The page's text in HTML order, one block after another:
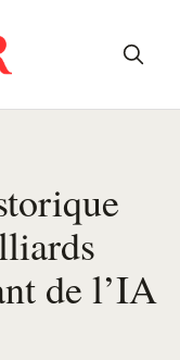
de l’IA